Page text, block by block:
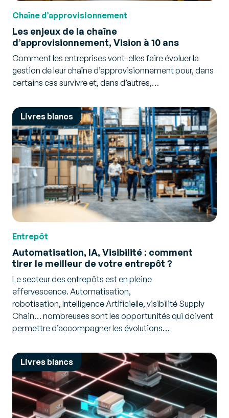
Chaîne d’approvisionnement
Les enjeux de la chaîne
d’approvisionnement, Vision à 10 ans
Comment les entreprises vont-elles faire évoluer la
gestion de leur chaîne d’approvisionnement pour, dans
certains cas survivre et, dans d’autres,…
Livres blancs
Entrepôt
Automatisation, IA, Visibilité : comment
tirer le meilleur de votre entrepôt ?
Le secteur des entrepôts est en pleine
effervescence. Automatisation,
robotisation, Intelligence Artificielle, visibilité Supply
Chain… nombreuses sont les opportunités qui doivent
permettre d’accompagner les évolutions…
Livres blancs